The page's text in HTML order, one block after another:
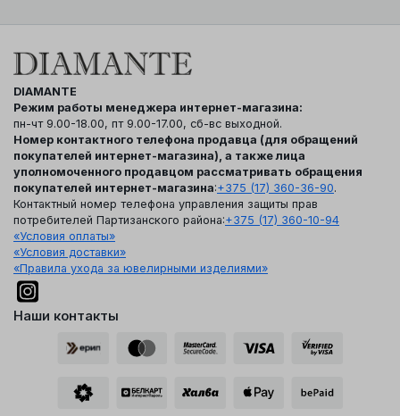
DIAMANTE
Режим работы менеджера интернет-магазина:
пн-чт 9.00-18.00, пт 9.00-17.00, сб-вс выходной.
Номер контактного телефона продавца (для обращений
покупателей интернет-магазина), а также лица
уполномоченного продавцом рассматривать обращения
покупателей интернет-магазина:+375 (17) 360-36-90.
Контактный номер телефона управления защиты прав
потребителей Партизанского района:+375 (17) 360-10-94
«Условия оплаты»
«Условия доставки»
«Правила ухода за ювелирными изделиями»
Наши контакты